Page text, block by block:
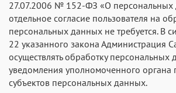
27.07.2006 № 152-ФЗ «О персональных
отдельное согласие пользователя на
персональных данных не требуется. В
22 указанного закона Администрация
осуществлять обработку персональных
уведомления уполномоченного органа
субъектов персональных данных.